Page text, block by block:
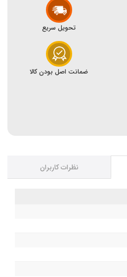
تحویل سریع
ضمانت اصل بودن کالا
نظرات کاربران